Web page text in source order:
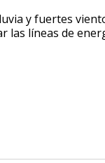
y fuertes
las líneas de